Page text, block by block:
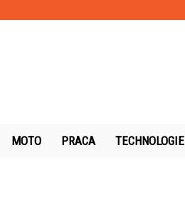
MOTO PRACA TECHNOLOGIE